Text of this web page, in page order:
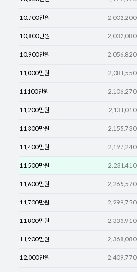
10,700만원 2,002,200
10,800만원 2,032,080
10,900만원 2,056,820
11,000만원 2,081,550
11,100만원 2,106,270
11,200만원 2,131,010
11,300만원 2,155,730
11,400만원 2,197,240
11,500만원 2,231,410
11,600만원 2,265,570
11,700만원 2,299,750
11,800만원 2,333,910
11,900만원 2,368,080
12,000만원 2,409,770